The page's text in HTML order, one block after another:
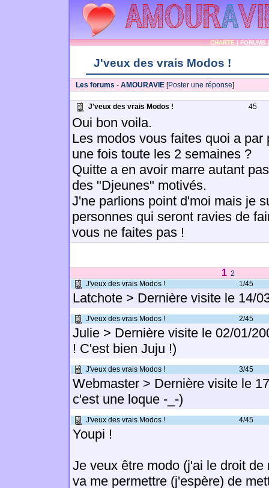
CHARTE|FORUMS
J'veux des vrais Modos !
Les forums - AMOURAVIE [Poster une réponse]
J'veux des vrais Modos ! 45
Oui bon voila.
Les modos vous faites quoi a par
une fois toute les 2 semaines ?
Quitte a en avoir marre autant
des "Djeunes" motivés.
J'ne parlions point d'moi mais je
personnes qui seront ravies de
vous ne faites pas !
1 2
J'veux des vrais Modos !
1/45
Latchote > Dernière visite le 14/
J'veux des vrais Modos ! 2/45
Julie > Dernière visite le 02/01/
! C'est bien Juju !)
J'veux des vrais Modos ! 3/45
Webmaster > Dernière visite le
c'est une loque -_-)
J'veux des vrais Modos ! 4/45
Youpi !
Je veux être modo (j'ai le droit de
va me permettre (j'espère) de